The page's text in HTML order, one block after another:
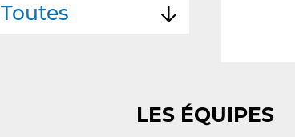
Toutes
LES ÉQUIPES